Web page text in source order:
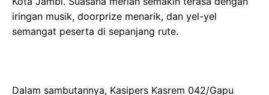
iringan musik, doorprize menarik, dan yel-yel
semangat peserta di sepanjang rute.
Dalam sambutannya, Kasipers Kasrem 042/Gapu